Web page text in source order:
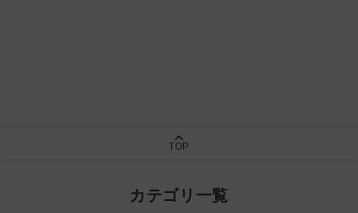
TOP
カテゴリ一覧